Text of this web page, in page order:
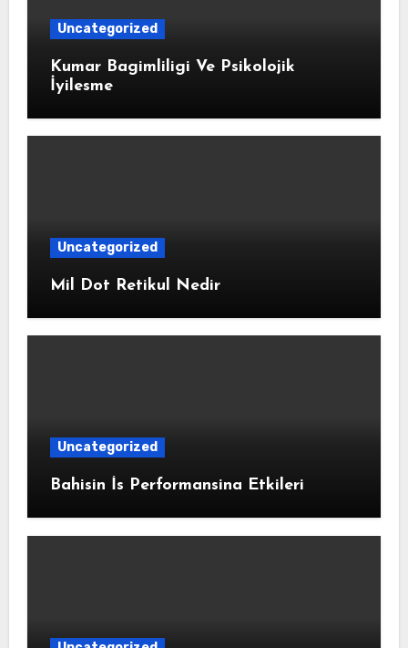
Uncategorized
Kumar Bagimliligi Ve Psikolojik
İyilesme
Uncategorized
Mil Dot Retikul Nedir
Uncategorized
Bahisin İs Performansina Etkileri